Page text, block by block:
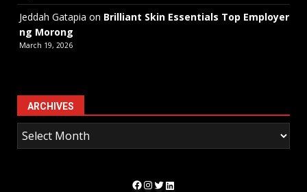
Jeddah Gatapia on Brilliant Skin Essentials Top Employer
ng Morong
March 19, 2026
ARCHIVES
Facebook
Instagram
Twitter
LinkedIn